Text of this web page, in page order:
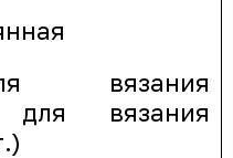
вязания
для вязания